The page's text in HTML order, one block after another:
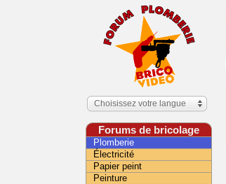
Choisissez votre langue
Forums de bricolage
Plomberie
Électricité
Papier peint
Peinture